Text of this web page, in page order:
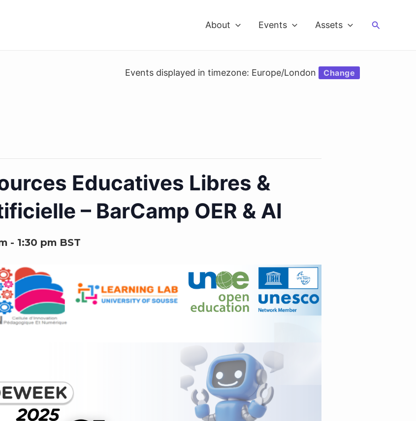
About Events Assets Search
Events displayed in timezone: Europe/London Change
Educatives Libres &
– BarCamp OER & AI
- 1:30 pm BST